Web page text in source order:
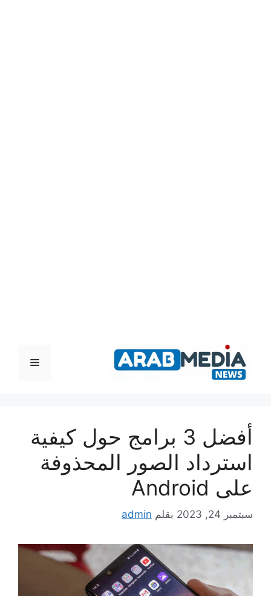
القائمة
أفضل 3 برامج حول كيفية
استرداد الصور المحذوفة
على Android
سبتمبر 24, 2023 بقلم admin